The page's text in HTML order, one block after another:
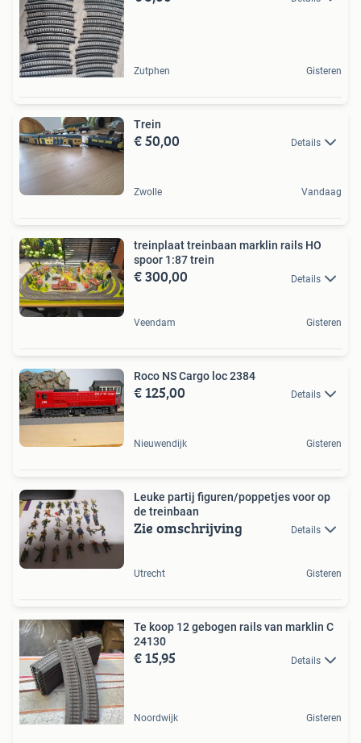
Zutphen Gisteren
Trein
€ 50,00 Details
Zwolle Vandaag
treinplaat treinbaan marklin rails HO
spoor 1:87 trein
€ 300,00 Details
Veendam Gisteren
Roco NS Cargo loc 2384
€ 125,00 Details
Nieuwendijk Gisteren
Leuke partij figuren/poppetjes voor op
de treinbaan
Zie omschrijving Details
Utrecht Gisteren
Te koop 12 gebogen rails van marklin C
24130
€ 15,95 Details
Noordwijk Gisteren